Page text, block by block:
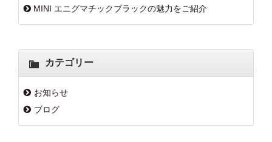
MINI エニグマチックブラックの魅力をご紹介
カテゴリー
お知らせ
ブログ